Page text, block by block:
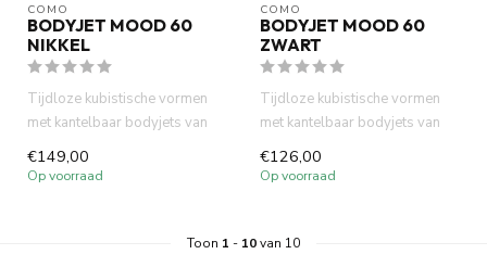
COMO
BODYJET MOOD 60
NIKKEL
Tijdloze kubistische vormen
met kantelbaar bodyjets van
Como Mood. Volledig RVS....
€149,00
Op voorraad
COMO
BODYJET MOOD 60
ZWART
Tijdloze kubistische vormen
met kantelbaar bodyjets van
Como Mood. Volledig mess...
€126,00
Op voorraad
Toon 1 - 10van 10